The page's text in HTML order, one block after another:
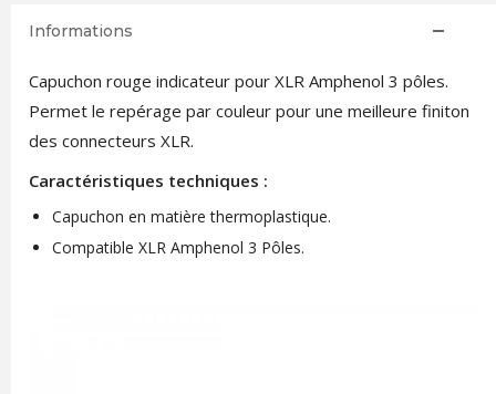
Informations
Capuchon rouge indicateur pour XLR Amphenol 3 pôles.
Permet le repérage par couleur pour une meilleure finiton
des connecteurs XLR.
Caractéristiques techniques :
Capuchon en matière thermoplastique.
Compatible XLR Amphenol 3 Pôles.